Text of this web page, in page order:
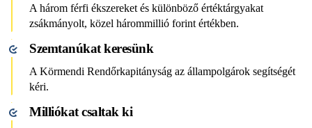
A három férfi ékszereket és különböző értéktárgyakat
zsákmányolt, közel hárommillió forint értékben.
Szemtanúkat keresünk
A Körmendi Rendőrkapitányság az állampolgárok segítségét
kéri.
Milliókat csaltak ki